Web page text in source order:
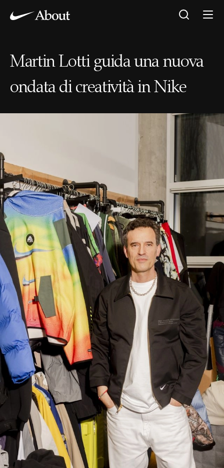
Martin Lotti guida una nuova
ondata di creatività in Nike